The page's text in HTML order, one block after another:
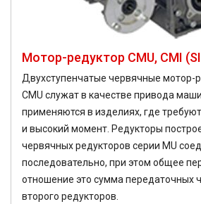
Мотор-редуктор CMU, CMI
Двухступенчатые червячные мотор-
CMU служат в качестве привода
применяются в изделиях, где
и высокий момент. Редукторы
червячных редукторов серии MU
последовательно, при этом общее
отношение это сумма передаточных
второго редукторов.